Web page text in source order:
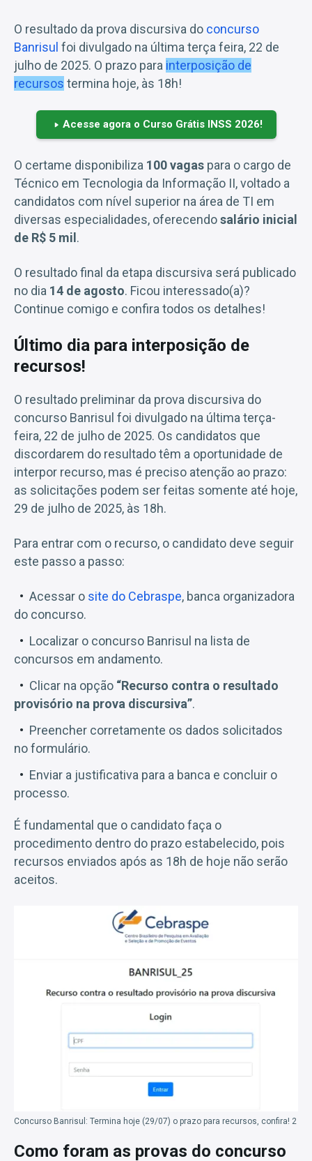
O resultado da prova discursiva do concurso
Banrisul foi divulgado na última terça feira, 22 de
julho de 2025. O prazo para interposição de
recursos termina hoje, às 18h!
Acesse agora o Curso Grátis INSS 2026!
O certame disponibiliza 100 vagas para o cargo de
Técnico em Tecnologia da Informação II, voltado a
candidatos com nível superior na área de TI em
diversas especialidades, oferecendosalário inicial
de R$ 5 mil .
O resultado final da etapa discursiva será publicado
no dia 14 de agosto. Ficou interessado(a)?
Continue comigo e confira todos os detalhes!
Último dia para interposição de
recursos!
O resultado preliminar da prova discursiva do
concurso Banrisul foi divulgado na última terça-
feira, 22 de julho de 2025. Os candidatos que
discordarem do resultado têm a oportunidade de
interpor recurso, mas é preciso atenção ao prazo:
as solicitações podem ser feitas somente até hoje,
29 de julho de 2025, às 18h.
Para entrar com o recurso, o candidato deve seguir
este passo a passo:
Acessar o site do Cebraspe, banca organizadora
do concurso.
Localizar o concurso Banrisul na lista de
concursos em andamento.
Clicar na opção “Recurso contra o resultado
provisório na prova discursiva”.
Preencher corretamente os dados solicitados
no formulário.
Enviar a justificativa para a banca e concluir o
processo.
É fundamental que o candidato faça o
procedimento dentro do prazo estabelecido, pois
recursos enviados após as 18h de hoje não serão
aceitos.
Concurso Banrisul: Termina hoje (29/07) o prazo para recursos, confira! 2
Como foram as provas do concurso